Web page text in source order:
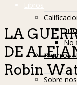
Libros
No
Premios
Info
Sobre
LA
DE
Robin